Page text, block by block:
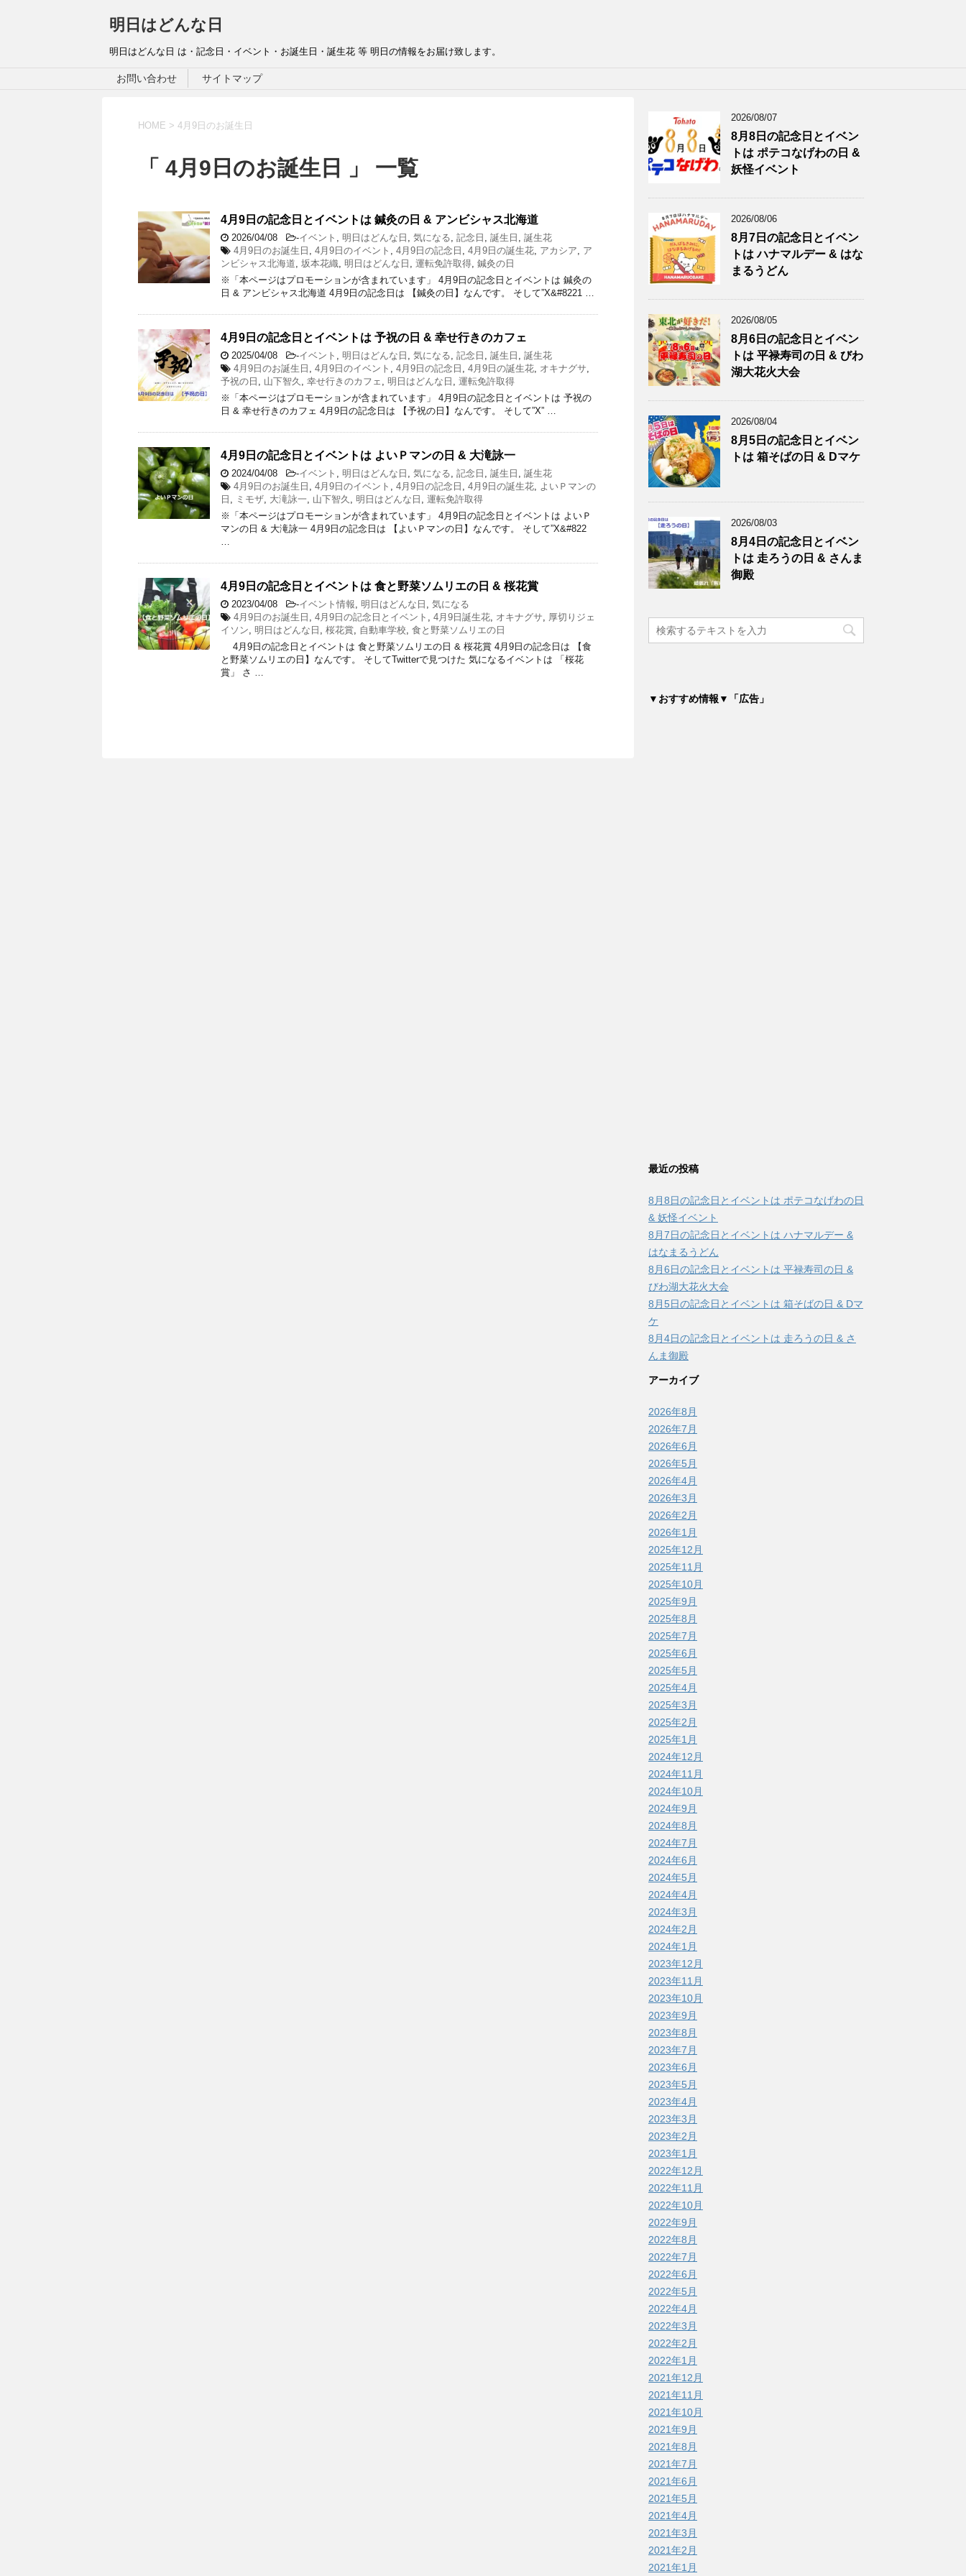
明日はどんな日
明日はどんな日 は・記念日・イベント・お誕生日・誕生花 等 明日の情報をお届け致します。
お問い合わせ サイトマップ
HOME > 4月9日のお誕生日
「 4月9日のお誕生日 」 一覧
4月9日の記念日とイベントは 鍼灸の日 & アンビシャス北海道
2026/04/08 -イベント , 明日はどんな日 , 気になる, 記念日 , 誕生日 , 誕生花
4月9日のお誕生日 , 4月9日のイベント , 4月9日の記念日 , 4月9日の誕生花, アカシア, ア
ンビシャス北海道, 坂本花織, 明日はどんな日 , 運転免許取得, 鍼灸の日
※「本ページはプロモーションが含まれています」 4月9日の記念日とイベントは 鍼灸の
日 & アンビシャス北海道 4月9日の記念日は 【鍼灸の日】なんです。 そして”X&#8221 …
4月9日の記念日とイベントは 予祝の日 & 幸せ行きのカフェ
2025/04/08 -イベント , 明日はどんな日 , 気になる, 記念日 , 誕生日 , 誕生花
4月9日のお誕生日 , 4月9日のイベント , 4月9日の記念日 , 4月9日の誕生花, オキナグサ,
予祝の日 , 山下智久 , 幸せ行きのカフェ , 明日はどんな日 , 運転免許取得
※「本ページはプロモーションが含まれています」 4月9日の記念日とイベントは 予祝の
日 & 幸せ行きのカフェ 4月9日の記念日は 【予祝の日】なんです。 そして”X” …
4月9日の記念日とイベントは よいＰマンの日 & 大滝詠一
2024/04/08 -イベント , 明日はどんな日 , 気になる, 記念日 , 誕生日 , 誕生花
4月9日のお誕生日 , 4月9日のイベント , 4月9日の記念日 , 4月9日の誕生花, よいＰマンの
日 , ミモザ, 大滝詠一, 山下智久 , 明日はどんな日 , 運転免許取得
※「本ページはプロモーションが含まれています」 4月9日の記念日とイベントは よいＰ
マンの日 & 大滝詠一 4月9日の記念日は 【よいＰマンの日】なんです。 そして”X&#822
…
4月9日の記念日とイベントは 食と野菜ソムリエの日 & 桜花賞
2023/04/08 -イベント情報, 明日はどんな日 , 気になる
4月9日のお誕生日 , 4月9日の記念日とイベント , 4月9日誕生花, オキナグサ, 厚切りジェ
イソン, 明日はどんな日 , 桜花賞, 自動車学校, 食と野菜ソムリエの日
4月9日の記念日とイベントは 食と野菜ソムリエの日 & 桜花賞 4月9日の記念日は 【食
と野菜ソムリエの日】なんです。 そしてTwitterで見つけた 気になるイベントは 「桜花
賞」 さ …
2026/08/07
8月8日の記念日とイベン
トは ポテコなげわの日 &
妖怪イベント
2026/08/06
8月7日の記念日とイベン
トは ハナマルデー & はな
まるうどん
2026/08/05
8月6日の記念日とイベン
トは 平禄寿司の日 & びわ
湖大花火大会
2026/08/04
8月5日の記念日とイベン
トは 箱そばの日 & Dマケ
2026/08/03
8月4日の記念日とイベン
トは 走ろうの日 & さんま
御殿
▼おすすめ情報▼「広告」
最近の投稿
8月8日の記念日とイベントは ポテコなげわの日
& 妖怪イベント
8月7日の記念日とイベントは ハナマルデー &
はなまるうどん
8月6日の記念日とイベントは 平禄寿司の日 &
びわ湖大花火大会
8月5日の記念日とイベントは 箱そばの日 & Dマ
ケ
8月4日の記念日とイベントは 走ろうの日 & さ
んま御殿
アーカイブ
2026年8月
2026年7月
2026年6月
2026年5月
2026年4月
2026年3月
2026年2月
2026年1月
2025年12月
2025年11月
2025年10月
2025年9月
2025年8月
2025年7月
2025年6月
2025年5月
2025年4月
2025年3月
2025年2月
2025年1月
2024年12月
2024年11月
2024年10月
2024年9月
2024年8月
2024年7月
2024年6月
2024年5月
2024年4月
2024年3月
2024年2月
2024年1月
2023年12月
2023年11月
2023年10月
2023年9月
2023年8月
2023年7月
2023年6月
2023年5月
2023年4月
2023年3月
2023年2月
2023年1月
2022年12月
2022年11月
2022年10月
2022年9月
2022年8月
2022年7月
2022年6月
2022年5月
2022年4月
2022年3月
2022年2月
2022年1月
2021年12月
2021年11月
2021年10月
2021年9月
2021年8月
2021年7月
2021年6月
2021年5月
2021年4月
2021年3月
2021年2月
2021年1月